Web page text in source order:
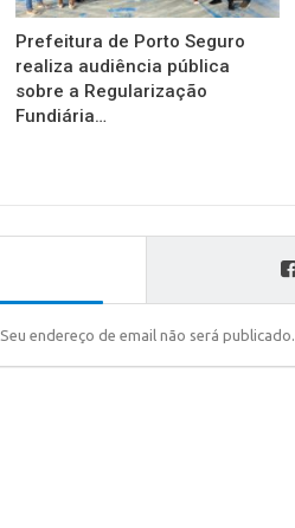
Prefeitura de Porto Seguro
realiza audiência pública
sobre a Regularização
Fundiária…
Seu endereço de email não será publicado.